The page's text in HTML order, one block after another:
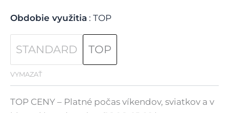
Obdobie využitia TOP
STANDARD TOP
VYMAZAŤ
TOP CENY – Platné počas víkendov, sviatkov a v